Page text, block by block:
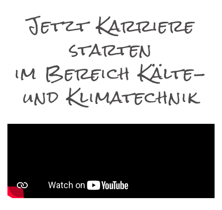
Jetzt Karriere
starten
im Bereich Kälte-
und Klimatechnik